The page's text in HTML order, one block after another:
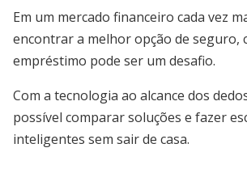
Em um mercado financeiro cada vez
encontrar a melhor opção de seguro,
empréstimo pode ser um desafio.
Com a tecnologia ao alcance dos
possível comparar soluções e fazer
inteligentes sem sair de casa.